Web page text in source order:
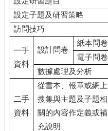
設定子題及研習策略
訪問技巧
一手
資料
設計問卷
紙本問卷
電子問卷
數據處理及分析
二手
資料
從書本、報章或網上
搜集與主題及子題相
關的內容作定義或補
充說明